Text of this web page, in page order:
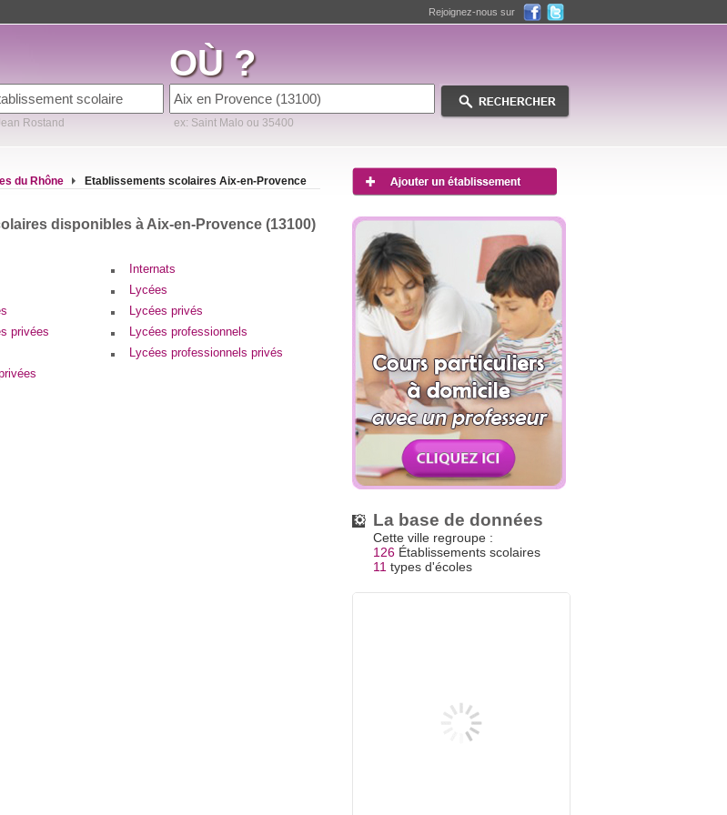
Rejoignez-nous sur
Rostand
OÙ ?
ex: Saint Malo ou 35400
du Rhône Etablissements scolaires Aix-en-Provence
disponibles à Aix-en-Provence (13100)
privées
Internats
Lycées
Lycées privés
Lycées professionnels
Lycées professionnels privés
La base de données
Cette ville regroupe :
126 Établissements scolaires
11 types d'écoles